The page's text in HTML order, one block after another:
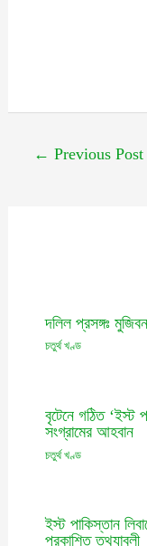
জয়
← Previous Post
দলিল প্রসঙ্গঃ
চতুর্থ খণ্ড
বৃটেনে গঠিত ‘ইস্ট
সংগ্রামের আহবান
চতুর্থ খণ্ড
ইস্ট পাকিস্তান
প্রকাশিত তথ্যাবলী